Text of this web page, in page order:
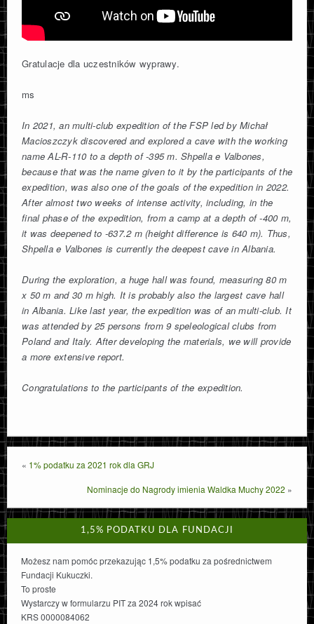
Gratulacje dla uczestników wyprawy.
ms
In 2021, an multi-club expedition of the FSP led by Michał
Macioszczyk discovered and explored a cave with the working
name AL-R-110 to a depth of -395 m. Shpella e Valbones,
because that was the name given to it by the participants of the
expedition, was also one of the goals of the expedition in 2022.
After almost two weeks of intense activity, including, in the
final phase of the expedition, from a camp at a depth of -400 m,
it was deepened to -637.2 m (height difference is 640 m). Thus,
Shpella e Valbones is currently the deepest cave in Albania.
During the exploration, a huge hall was found, measuring 80 m
x 50 m and 30 m high. It is probably also the largest cave hall
in Albania. Like last year, the expedition was of an multi-club. It
was attended by 25 persons from 9 speleological clubs from
Poland and Italy. After developing the materials, we will provide
a more extensive report.
Congratulations to the participants of the expedition.
« 1% podatku za 2021 rok dla GRJ
Nominacje do Nagrody imienia Waldka Muchy 2022 »
1,5% PODATKU DLA FUNDACJI
Możesz nam pomóc przekazując 1,5% podatku za pośrednictwem
Fundacji Kukuczki.
To proste
Wystarczy w formularzu PIT za 2024 rok wpisać
KRS 0000084062